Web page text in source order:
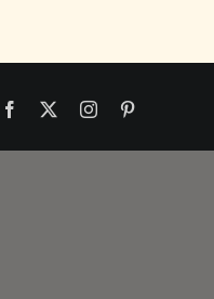
Facebook Instagram